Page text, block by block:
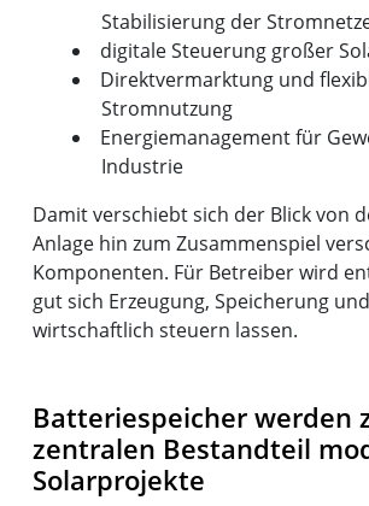
Stabilisierung der
digitale Steuerung großer
Direktvermarktung und
Stromnutzung
Energiemanagement für
Industrie
Damit verschiebt sich der Blick von
Anlage hin zum Zusammenspiel
Komponenten. Für Betreiber wird
gut sich Erzeugung, Speicherung
wirtschaftlich steuern lassen.
Batteriespeicher werden
zentralen Bestandteil
Solarprojekte